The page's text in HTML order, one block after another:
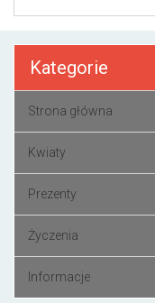
Kategorie
Strona główna
Kwiaty
Prezenty
Życzenia
Informacje